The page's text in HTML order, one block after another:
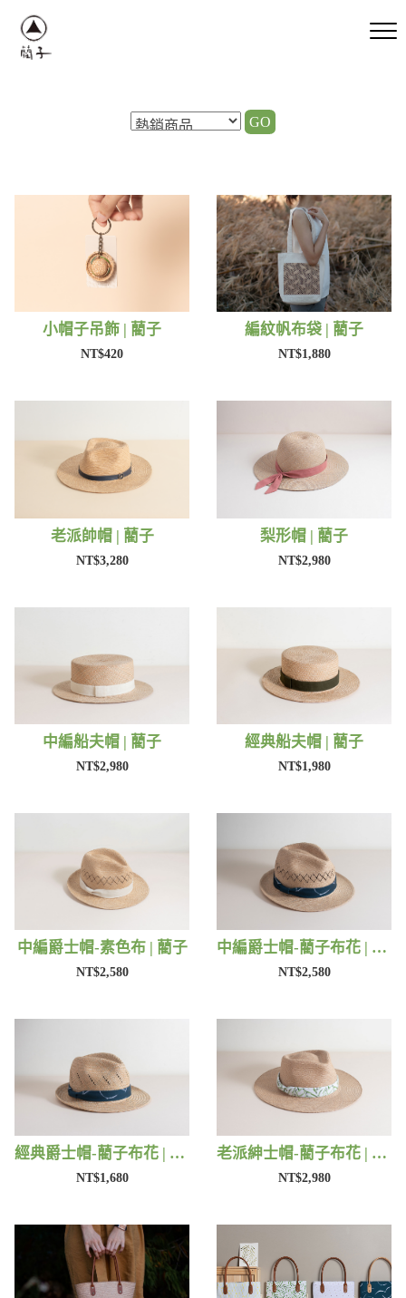
GO
小帽子吊飾 | 藺子
NT$420
編紋帆布袋 | 藺子
NT$1,880
老派帥帽 | 藺子
NT$3,280
梨形帽 | 藺子
NT$2,980
中編船夫帽 | 藺子
NT$2,980
經典船夫帽 | 藺子
NT$1,980
中編爵士帽-素色布 | 藺子
NT$2,580
中編爵士帽-藺子布花 | 藺子
NT$2,580
經典爵士帽-藺子布花 | 藺子
NT$1,680
老派紳士帽-藺子布花 | 藺子
NT$2,980